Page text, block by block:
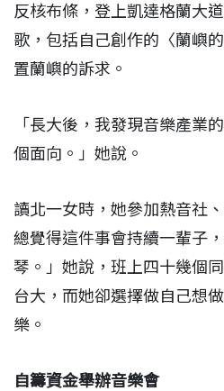
反核布條，登上凱達格蘭大
歌，包括自己創作的〈蘭嶼
置蘭嶼的訴求。
「長大後，我發現音樂產業
個面向。」她說。
讀北一女時，她參加熱音社
總覺得這件事會持續一輩子
琴。」她說，班上四十幾個
台大，而她卻選擇做自己想
樂。
自籌資金舉辦音樂會